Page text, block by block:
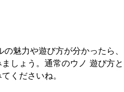
魅力や遊び方が分かったら、
しょう。通常のウノ 遊び方と
くださいね。